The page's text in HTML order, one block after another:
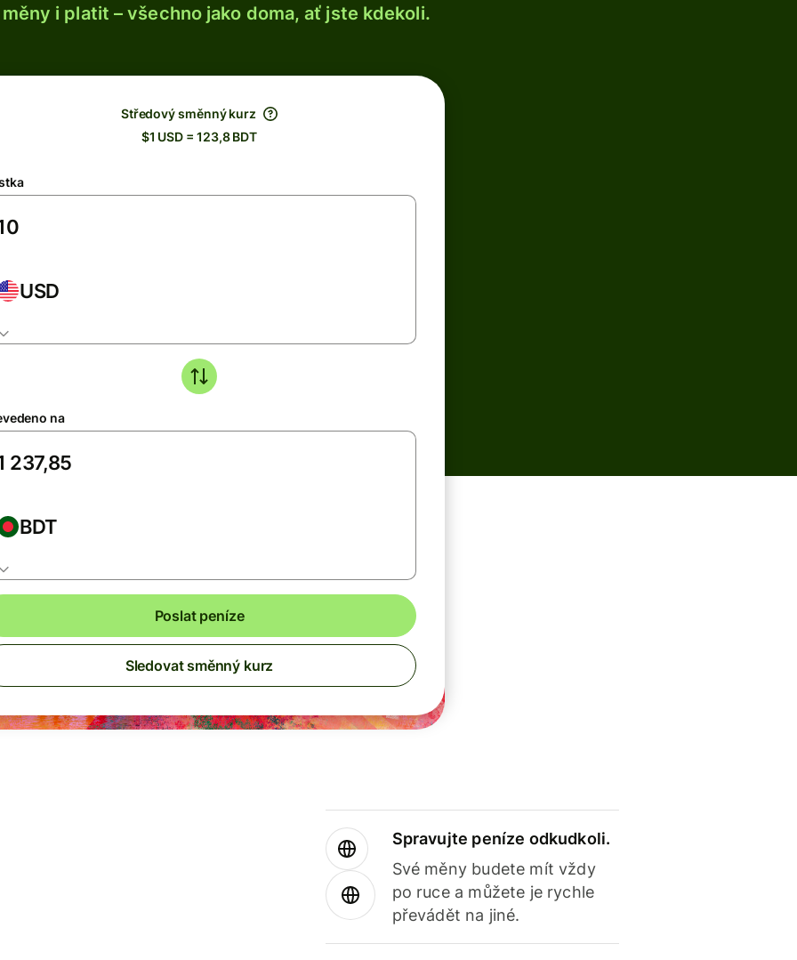
i platit – všechno jako doma, ať jste kdekoli.
Středový směnný kurz
$1 USD = 123,8 BDT
USD
na
BDT
Poslat peníze
Sledovat směnný kurz
Spravujte peníze odkudkoli.
Své měny budete mít vždy
po ruce a můžete je rychle
převádět na jiné.